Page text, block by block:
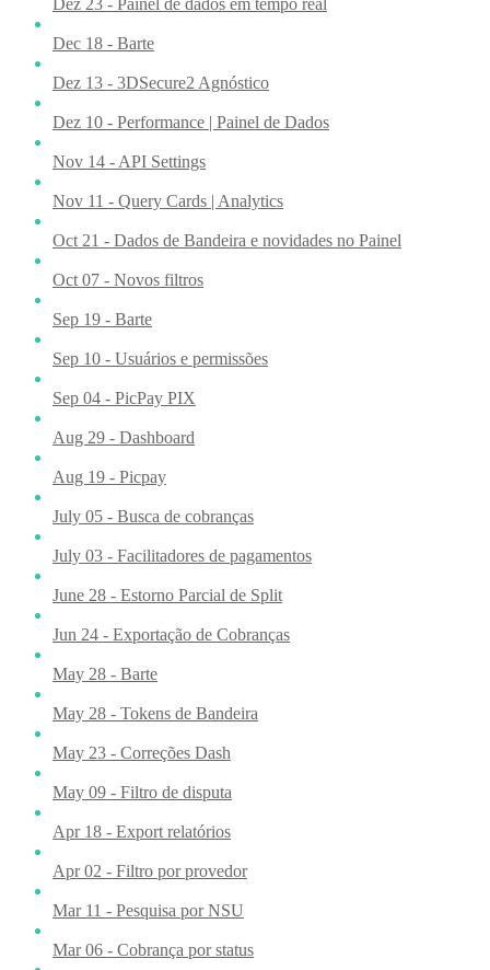
Dec 18 - Barte
Dez 13 - 3DSecure2 Agnóstico
Dez 10 - Performance | Painel de Dados
Nov 14 - API Settings
Nov 11 - Query Cards | Analytics
Oct 21 - Dados de Bandeira e novidades no Painel
Oct 07 - Novos filtros
Sep 19 - Barte
Sep 10 - Usuários e permissões
Sep 04 - PicPay PIX
Aug 29 - Dashboard
Aug 19 - Picpay
July 05 - Busca de cobranças
July 03 - Facilitadores de pagamentos
June 28 - Estorno Parcial de Split
Jun 24 - Exportação de Cobranças
May 28 - Barte
May 28 - Tokens de Bandeira
May 23 - Correções Dash
May 09 - Filtro de disputa
Apr 18 - Export relatórios
Apr 02 - Filtro por provedor
Mar 11 - Pesquisa por NSU
Mar 06 - Cobrança por status